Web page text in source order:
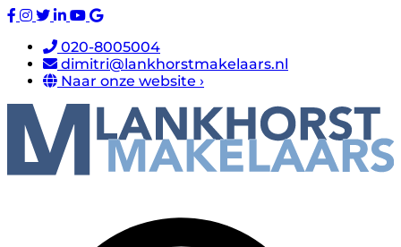
020-8005004
dimitri@lankhorstmakelaars.nl
Naar onze website ›